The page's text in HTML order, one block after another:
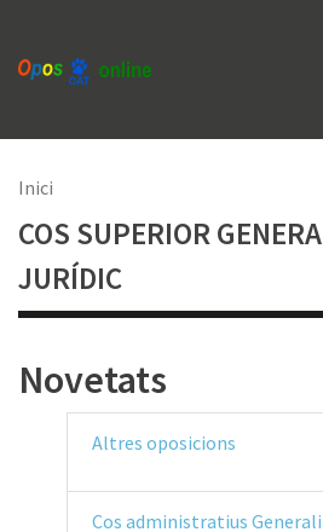
contingut
Fil
d'Ariadna
Inici
COS SUPERIOR
JURÍDIC
Novetats
Altres oposicions
Cos administratius